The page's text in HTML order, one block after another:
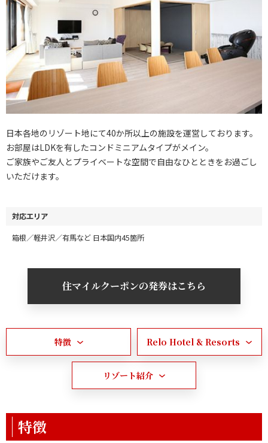
日本各地のリゾート地にて40か所以上の施設を運営しております。
お部屋はLDKを有したコンドミニアムタイプがメイン。
ご家族やご友人とプライベートな空間で自由なひとときをお過ごし
いただけます。
対応エリア
箱根／軽井沢／有馬など 日本国内45箇所
住マイルクーポンの発券はこちら
特徴 Relo Hotel & Resorts
リゾート紹介
特徴